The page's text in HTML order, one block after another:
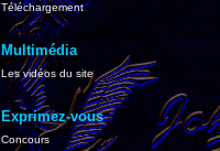
Téléchargement
Multimédia
Les vidéos du site
Exprimez-vous
Concours